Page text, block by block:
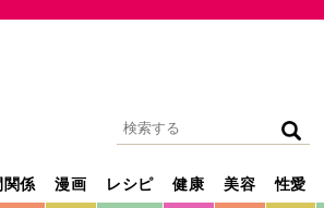
関係 漫画 レシピ 健康 美容 性愛